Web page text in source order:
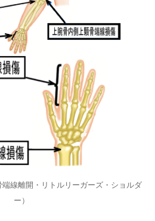
端線離開・リトルリーガーズ・ショルダ
ー）